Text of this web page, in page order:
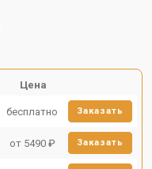
Цена
бесплатно Заказать
от 5490 ₽ Заказать